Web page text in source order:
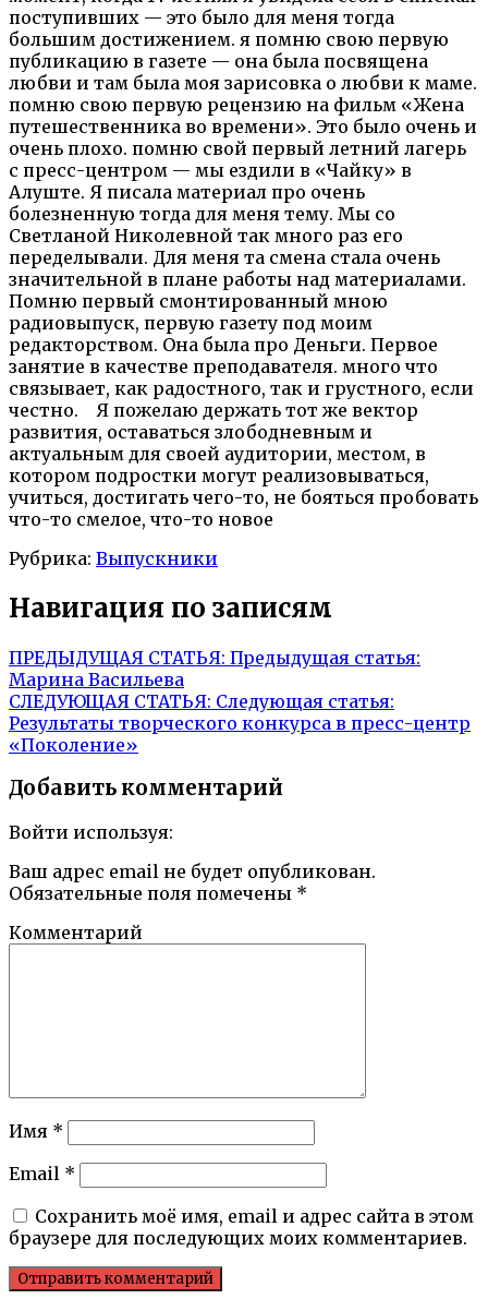
поступивших — это было для меня тогда
большим достижением. я помню свою первую
публикацию в газете — она была посвящена
любви и там была моя зарисовка о любви к маме.
помню свою первую рецензию на фильм «Жена
путешественника во времени». Это было очень и
очень плохо. помню свой первый летний лагерь
с пресс-центром — мы ездили в «Чайку» в
Алуште. Я писала материал про очень
болезненную тогда для меня тему. Мы со
Светланой Николевной так много раз его
переделывали. Для меня та смена стала очень
значительной в плане работы над материалами.
Помню первый смонтированный мною
радиовыпуск, первую газету под моим
редакторством. Она была про Деньги. Первое
занятие в качестве преподавателя. много что
связывает, как радостного, так и грустного, если
честно.⠀ Я пожелаю держать тот же вектор
развития, оставаться злободневным и
актуальным для своей аудитории, местом, в
котором подростки могут реализовываться,
учиться, достигать чего-то, не бояться пробовать
что-то смелое, что-то новое
Рубрика: Выпускники
Навигация по записям
ПРЕДЫДУЩАЯ СТАТЬЯ: Предыдущая статья:
Марина Васильева
СЛЕДУЮЩАЯ СТАТЬЯ: Следующая статья:
Результаты творческого конкурса в пресс-центр
«Поколение»
Добавить комментарий
Войти используя:
Ваш адрес email не будет опубликован.
Обязательные поля помечены *
Комментарий
Имя *
Email *
Сохранить моё имя, email и адрес сайта в этом
браузере для последующих моих комментариев.